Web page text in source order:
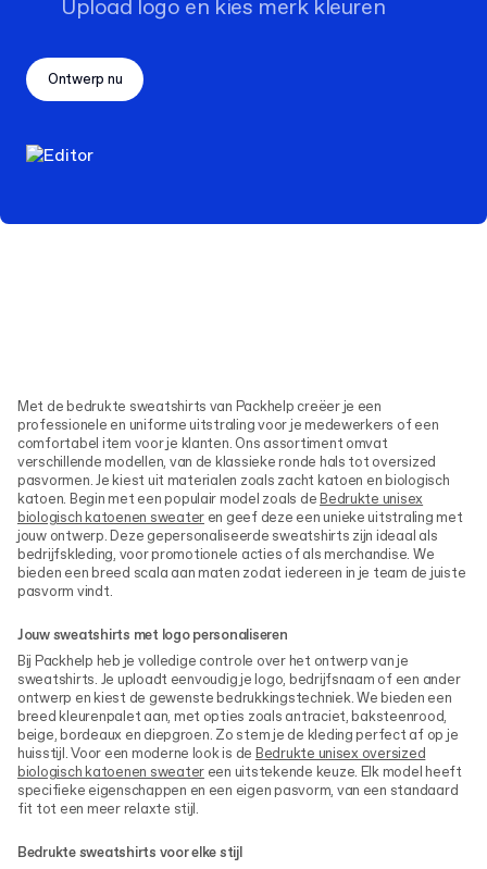
Upload logo en kies merk kleuren
Ontwerp nu
Met de bedrukte sweatshirts van Packhelp creëer je een
professionele en uniforme uitstraling voor je medewerkers of een
comfortabel item voor je klanten. Ons assortiment omvat
verschillende modellen, van de klassieke ronde hals tot oversized
pasvormen. Je kiest uit materialen zoals zacht katoen en biologisch
katoen. Begin met een populair model zoals deBedrukte unisex
biologisch katoenen sweateren geef deze een unieke uitstraling met
jouw ontwerp. Deze gepersonaliseerde sweatshirts zijn ideaal als
bedrijfskleding, voor promotionele acties of als merchandise. We
bieden een breed scala aan maten zodat iedereen in je team de juiste
pasvorm vindt.
Jouw sweatshirts met logo personaliseren
Bij Packhelp heb je volledige controle over het ontwerp van je
sweatshirts. Je uploadt eenvoudig je logo, bedrijfsnaam of een ander
ontwerp en kiest de gewenste bedrukkingstechniek. We bieden een
breed kleurenpalet aan, met opties zoals antraciet, baksteenrood,
beige, bordeaux en diepgroen. Zo stem je de kleding perfect af op je
huisstijl. Voor een moderne look is de Bedrukte unisex oversized
biologisch katoenen sweatereen uitstekende keuze. Elk model heeft
specifieke eigenschappen en een eigen pasvorm, van een standaard
fit tot een meer relaxte stijl.
Bedrukte sweatshirts voor elke stijl